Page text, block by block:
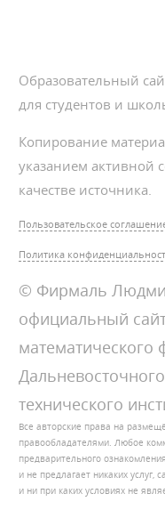
Образовательный
для студентов и
Копирование
указанием активной
качестве источника.
Пользовательское
Политика
© Фирмаль
официальный
математического
технического
Все авторские права на
правообладателями. Любое
предварительного
и не предлагает никаких
и ни при каких условиях не